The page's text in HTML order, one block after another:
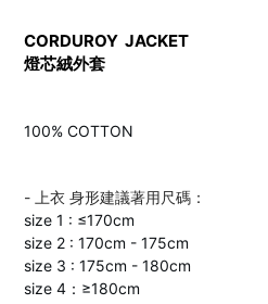
CORDUROY JACKET
燈芯絨外套
100% COTTON
- 上衣 身形建議著用尺碼：
size 1 : ≤170cm
size 2 : 170cm - 175cm
size 3 : 175cm - 180cm
size 4：≥180cm